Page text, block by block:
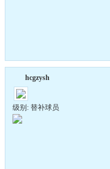
hcgzysh
级别: 替补球员